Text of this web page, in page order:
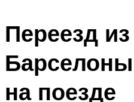
Переезд из
на поезде